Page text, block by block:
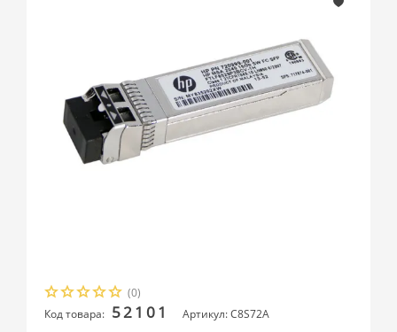
(0)
Код товара: 52101
Артикул: C8S72A